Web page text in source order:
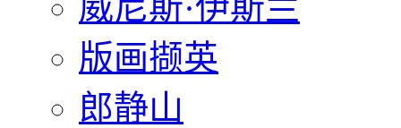
版画撷英
郎静山